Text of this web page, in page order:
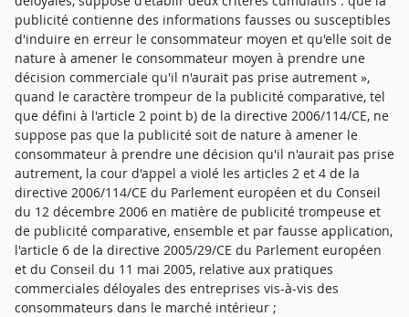
publicité contienne des informations fausses ou susceptibles
d'induire en erreur le consommateur moyen et qu'elle soit de
nature à amener le consommateur moyen à prendre une
décision commerciale qu'il n'aurait pas prise autrement »,
quand le caractère trompeur de la publicité comparative, tel
que défini à l'article 2 point b) de la directive 2006/114/CE, ne
suppose pas que la publicité soit de nature à amener le
consommateur à prendre une décision qu'il n'aurait pas prise
autrement, la cour d'appel a violé les articles 2 et 4 de la
directive 2006/114/CE du Parlement européen et du Conseil
du 12 décembre 2006 en matière de publicité trompeuse et
de publicité comparative, ensemble et par fausse application,
l'article 6 de la directive 2005/29/CE du Parlement européen
et du Conseil du 11 mai 2005, relative aux pratiques
commerciales déloyales des entreprises vis-à-vis des
consommateurs dans le marché intérieur ;